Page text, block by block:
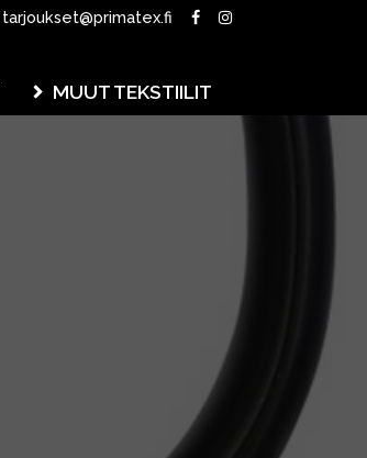
tarjoukset@primatex.fi
MUUT TEKSTIILIT